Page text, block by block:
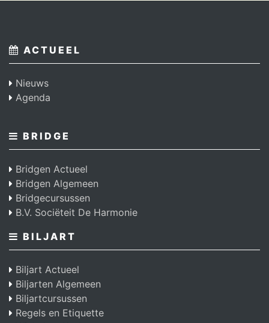
ACTUEEL
Nieuws
Agenda
BRIDGE
Bridgen Actueel
Bridgen Algemeen
Bridgecursussen
B.V. Sociëteit De Harmonie
BILJART
Biljart Actueel
Biljarten Algemeen
Biljartcursussen
Regels en Etiquette